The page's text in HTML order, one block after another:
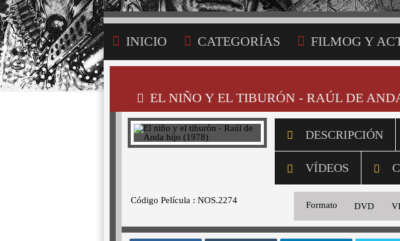
INICIO CATEGORÍAS FILMOG Y
EL NIÑO Y EL TIBURÓN - RAÚL DE
DESCRIPCIÓN
VÍDEOS
Código Película : NOS.2274
Formato DVD